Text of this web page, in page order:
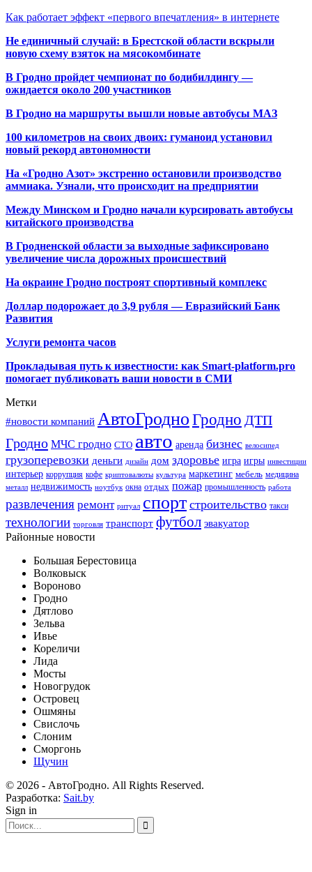
Как работает эффект «первого впечатления» в интернете
Не единичный случай: в Брестской области вскрыли
новую схему взяток на мясокомбинате
В Гродно пройдет чемпионат по бодибилдингу —
ожидается около 200 участников
В Гродно на маршруты вышли новые автобусы МАЗ
100 километров на своих двоих: гуманоид установил
новый рекорд автономности
На «Гродно Азот» экстренно остановили производство
аммиака. Узнали, что происходит на предприятии
Между Минском и Гродно начали курсировать автобусы
китайского производства
В Гродненской области за выходные зафиксировано
увеличение числа дорожных происшествий
На окраине Гродно построят спортивный комплекс
Доллар подорожает до 3,9 рубля — Евразийский Банк
Развития
Услуги ремонта часов
Прокладывая путь к известности: как Smart-platform.pro
помогает публиковать ваши новости в СМИ
Метки
#новости компаний АвтоГродноГродно ДТП
Гродно МЧС гродно СТО авто аренда бизнес велосипед
грузоперевозки деньги дизайн дом здоровье игра игры инвестиции
интерьер коррупция кофе криптовалюты культура маркетинг мебель медицина
металл недвижимость ноутбук окна отдых пожар промышленность работа
развлечения ремонт ритуал спорт строительство такси
технологии торговля транспорт футбол эвакуатор
Районные новости
Большая Берестовица
Волковыск
Вороново
Гродно
Дятлово
Зельва
Ивье
Кореличи
Лида
Мосты
Новогрудок
Островец
Ошмяны
Свислочь
Слоним
Сморгонь
Щучин
© 2026 - АвтоГродно. All Rights Reserved.
Разработка: Sait.by
Sign in